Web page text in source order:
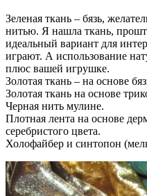
Зеленая ткань – бязь,
нитью. Я нашла ткань,
идеальный вариант для
играют. А использование
плюс вашей игрушке.
Золотая ткань – на основе
Золотая ткань на основе
Черная нить мулине.
Плотная лента на основе
серебристого цвета.
Холофайбер и синтопон